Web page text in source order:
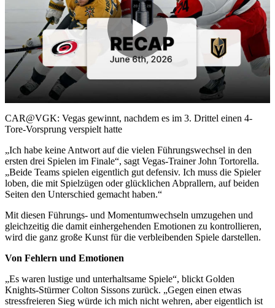
Play
Video
CAR@VGK: Vegas gewinnt, nachdem es im 3. Drittel einen 4-
Tore-Vorsprung verspielt hatte
„Ich habe keine Antwort auf die vielen Führungswechsel in den
ersten drei Spielen im Finale“, sagt Vegas-Trainer John Tortorella.
„Beide Teams spielen eigentlich gut defensiv. Ich muss die Spieler
loben, die mit Spielzügen oder glücklichen Abprallern, auf beiden
Seiten den Unterschied gemacht haben.“
Mit diesen Führungs- und Momentumwechseln umzugehen und
gleichzeitig die damit einhergehenden Emotionen zu kontrollieren,
wird die ganz große Kunst für die verbleibenden Spiele darstellen.
Von Fehlern und Emotionen
„Es waren lustige und unterhaltsame Spiele“, blickt Golden
Knights-Stürmer Colton Sissons zurück. „Gegen einen etwas
stressfreieren Sieg würde ich mich nicht wehren, aber eigentlich ist